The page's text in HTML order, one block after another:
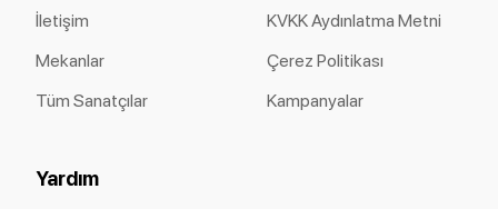
İletişim
Mekanlar
Tüm Sanatçılar
KVKK Aydınlatma Metni
Çerez Politikası
Kampanyalar
Yardım